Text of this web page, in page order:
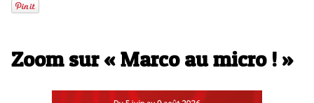
Zoom sur « Marco au micro ! »